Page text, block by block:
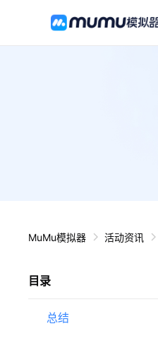
MuMu模拟器 活动资讯
目录
总结